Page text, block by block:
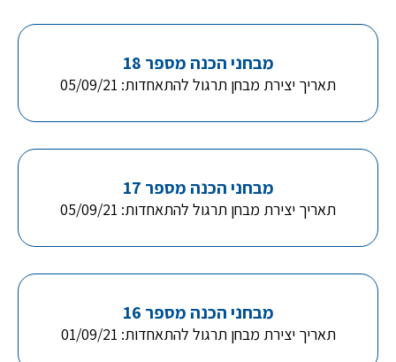
מבחני הכנה מספר 18
תאריך יצירת מבחן תרגול להתאחדות: 05/09/21
מבחני הכנה מספר 17
תאריך יצירת מבחן תרגול להתאחדות: 05/09/21
מבחני הכנה מספר 16
תאריך יצירת מבחן תרגול להתאחדות: 01/09/21